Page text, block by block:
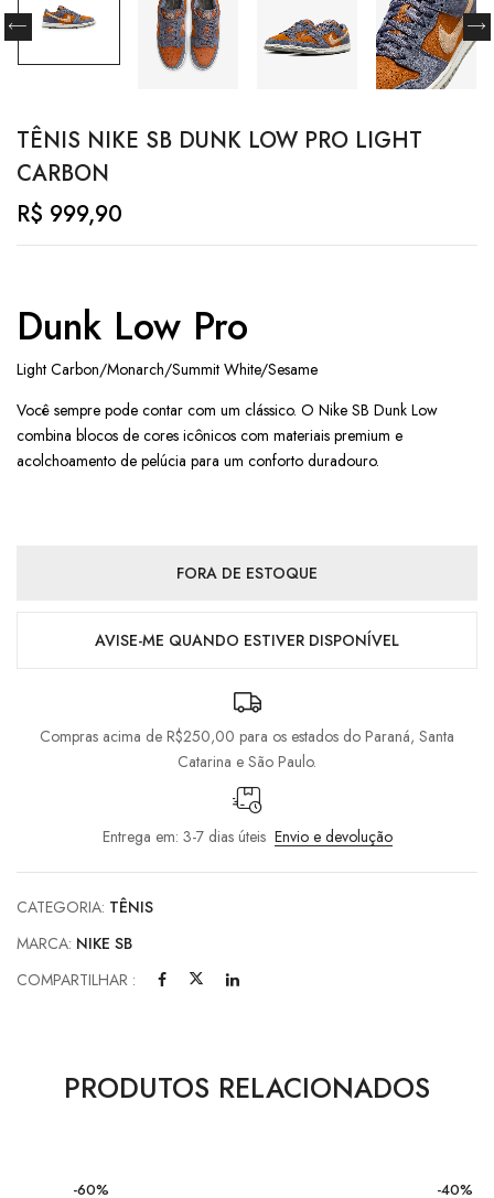
TÊNIS NIKE SB DUNK LOW PRO LIGHT
CARBON
R$ 999,90
Dunk Low Pro
Light Carbon/Monarch/Summit White/Sesame
Você sempre pode contar com um clássico. O Nike SB Dunk Low
combina blocos de cores icônicos com materiais premium e
acolchoamento de pelúcia para um conforto duradouro.
FORA DE ESTOQUE
AVISE-ME QUANDO ESTIVER DISPONÍVEL
Compras acima de R$250,00 para os estados do Paraná, Santa
Catarina e São Paulo.
Entrega em: 3-7 dias úteis Envio e devolução
CATEGORIA: TÊNIS
MARCA: NIKE SB
COMPARTILHAR :
PRODUTOS RELACIONADOS
-60% -40%